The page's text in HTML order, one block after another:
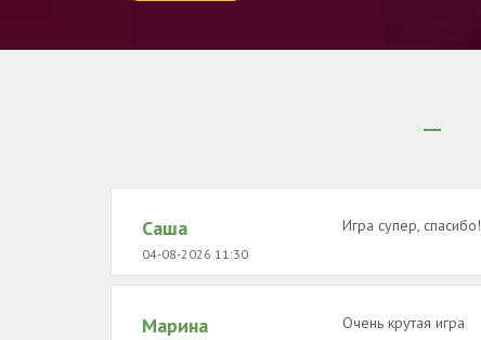
Саша
04-08-2026 11:30
Игра супер, спасибо!
Марина Очень крутая игра